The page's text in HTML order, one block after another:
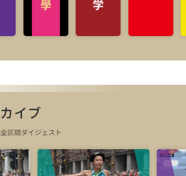
イブ
区間ダイジェスト